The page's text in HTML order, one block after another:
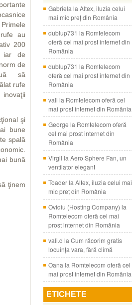
au
200
iar de
de
să
rufe
şi
bune
spală
bună
ţinem
Gabriela la Altex, iluzia celui
mai mic preţ din România
dublup731 la Romtelecom
oferă cel mai prost internet din
România
dublup731 la Romtelecom
oferă cel mai prost internet din
România
vali la Romtelecom oferă cel
mai prost internet din România
George la Romtelecom oferă
cel mai prost internet din
România
Virgil la Aero Sphere Fan, un
ventilator elegant
Toaderla Altex, iluzia celui mai
mic preţ din România
Ovidiu (Hosting Company) la
Romtelecom oferă cel mai
prost internet din România
vali.d la Cum răcorim gratis
locuinţa vara, fără climă
Oana la Romtelecom oferă cel
mai prost internet din România
ETICHETE